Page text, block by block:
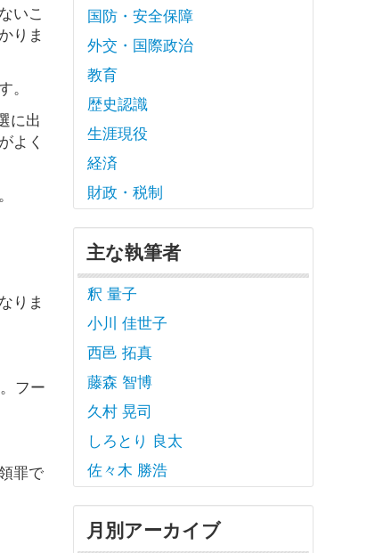
いこ
りま
に出
よく
りま
フー
罪で
国防・安全保障
外交・国際政治
教育
歴史認識
生涯現役
経済
財政・税制
主な執筆者
釈 量子
小川 佳世子
西邑 拓真
藤森 智博
久村 晃司
しろとり 良太
佐々木 勝浩
月別アーカイブ